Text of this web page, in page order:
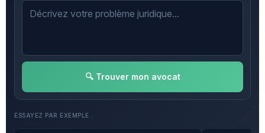
🔍 Trouver mon avocat
ESSAYEZ PAR EXEMPLE :